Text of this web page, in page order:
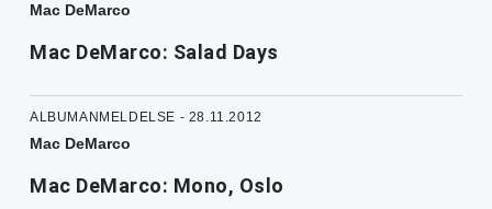
Mac DeMarco
Mac DeMarco: Salad Days
ALBUMANMELDELSE - 28.11.2012
Mac DeMarco
Mac DeMarco: Mono, Oslo